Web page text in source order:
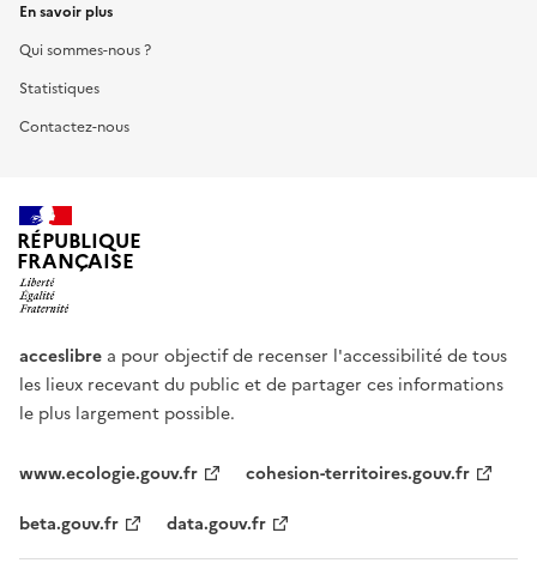
En savoir plus
Qui sommes-nous ?
Statistiques
Contactez-nous
RÉPUBLIQUE
FRANÇAISE
acceslibre a pour objectif de recenser l'accessibilité de tous
les lieux recevant du public et de partager ces informations
le plus largement possible.
www.ecologie.gouv.fr
cohesion-territoires.gouv.fr
beta.gouv.fr
data.gouv.fr